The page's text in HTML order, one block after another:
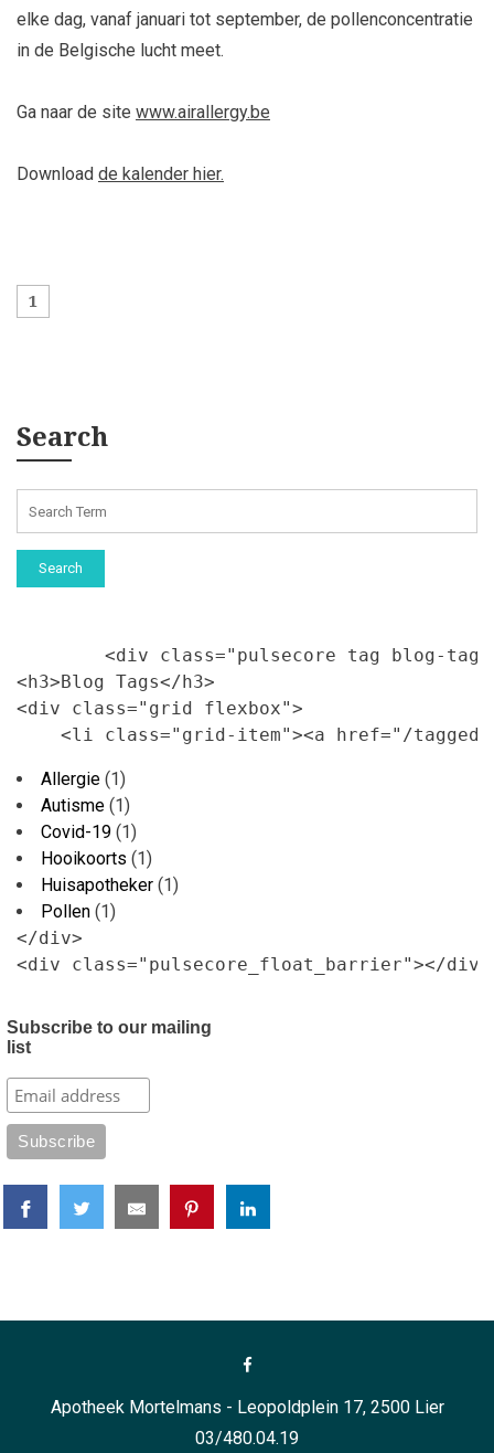
elke dag, vanaf januari tot september, de pollenconcentratie
in de Belgische lucht meet.
Ga naar de site www.airallergy.be
Download de kalender hier.
1
Search
Search
<div class="pulsecore tag blog-
<h3>Blog Tags</h3>
<div class="grid flexbox">
<li class="grid-item"><a href="/
Allergie (1)
Autisme (1)
Covid-19 (1)
Hooikoorts (1)
Huisapotheker (1)
Pollen (1)
</div>
<div class="pulsecore_float_barrier"></div>
Subscribe to our mailing
list
Apotheek Mortelmans - Leopoldplein 17, 2500 Lier
03/480.04.19